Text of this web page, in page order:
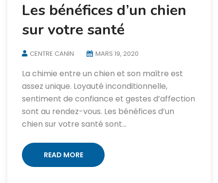
Les bénéfices d’un chien
sur votre santé
CENTRE CANIN MARS 19, 2020
La chimie entre un chien et son maître est
assez unique. Loyauté inconditionnelle,
sentiment de confiance et gestes d’affection
sont au rendez-vous. Les bénéfices d’un
chien sur votre santé sont…
READ MORE